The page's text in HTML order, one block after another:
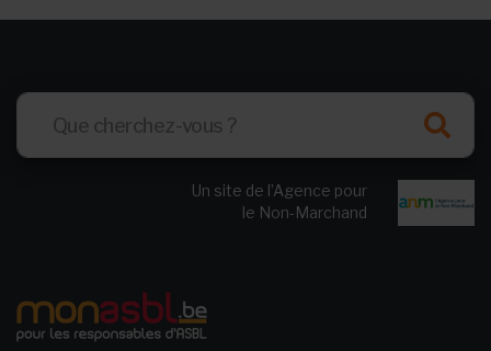
Un site de l’Agence pour
le Non-Marchand